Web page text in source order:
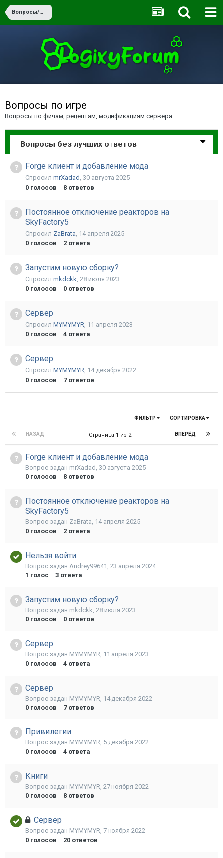
Вопросы/Ответы
Вопросы по игре
Вопросы по фичам, рецептам, модификациям сервера.
Вопросы без лучших ответов
Forge клиент и добавление мода
Спросил mrXadad , 30 августа 2025
0 голосов 8 ответов
Постоянное отключение реакторов на
SkyFactory5
Спросил ZaBrata 14 апреля 2025
0 голосов 2 ответа
Запустим новую сборку?
Спросил mkdckk, 28 июля 2023
0 голосов 0 ответов
Сервер
Спросил MYMYMYR 11 апреля 2023
0 голосов 4 ответа
Сервер
Спросил MYMYMYR, 14 декабря 2022
0 голосов 7 ответов
СОРТИРОВКА
ФИЛЬТР
НАЗАД ВПЕРЁД
Страница 1 из 2
Forge клиент и добавление мода
Вопрос задан mrXadad 30 августа 2025
0 голосов 8 ответов
Постоянное отключение реакторов на
SkyFactory5
Вопрос задан ZaBrata, 14 апреля 2025
0 голосов 2 ответа
Нельзя войти
Вопрос задан Andrey99641 23 апреля 2024
1 голос 3 ответа
Запустим новую сборку?
Вопрос задан mkdckk 28 июля 2023
0 голосов 0 ответов
Сервер
Вопрос задан MYMYMYR, 11 апреля 2023
0 голосов 4 ответа
Сервер
Вопрос задан MYMYMYR 14 декабря 2022
0 голосов 7 ответов
Привилегии
Вопрос задан MYMYMYR, 5 декабря 2022
0 голосов 4 ответа
Книги
Вопрос задан MYMYMYR 27 ноября 2022
0 голосов 8 ответов
Сервер
Вопрос задан MYMYMYR, 7 ноября 2022
0 голосов 20 ответов